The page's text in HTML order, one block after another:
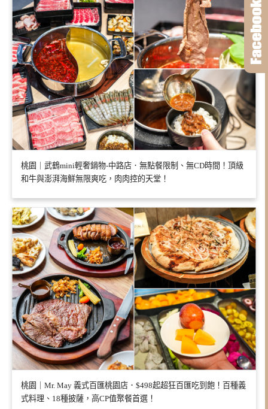
桃園｜武鶴mini輕奢鍋物-中路店．無點餐限制、無CD時間！頂級
和牛與澎湃海鮮無限爽吃，肉肉控的天堂！
桃園｜Mr. May 義式百匯桃園店．$498起超狂百匯吃到飽！百種義
式料理、18種披薩，高CP值聚餐首選！